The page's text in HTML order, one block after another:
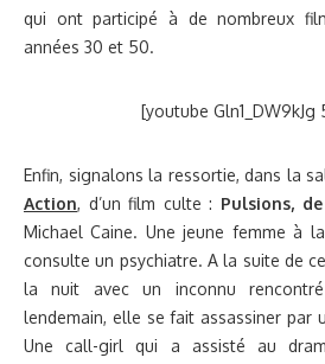
qui ont participé à de nombreux
années 30 et 50.
[youtube Gln1_DW9kJg
Enfin, signalons la ressortie, dans la
Action, d’un film culte : Pulsions,
Michael Caine. Une jeune femme à
consulte un psychiatre. A la suite de
la nuit avec un inconnu
lendemain, elle se fait assassiner par
Une call-girl qui a assisté au